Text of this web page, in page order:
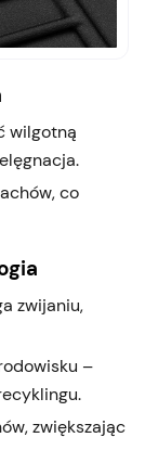
wilgotną
co
zwijaniu,
–
zwiększając